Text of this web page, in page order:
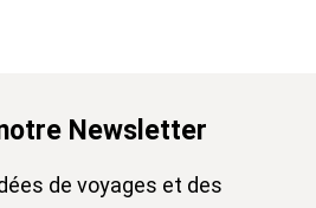
Newsletter
de voyages et des